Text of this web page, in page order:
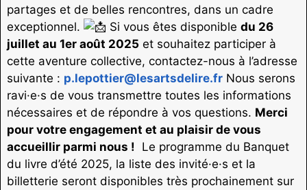
partages et de belles rencontres, dans un cadre
exceptionnel.
Si vous êtes disponible du 26
juillet au 1er août 2025 et souhaitez participer à
cette aventure collective, contactez-nous à l’adresse
suivante : p.lepottier@lesartsdelire.frNous serons
ravi·e·s de vous transmettre toutes les informations
nécessaires et de répondre à vos questions. Merci
pour votre engagement et au plaisir de vous
accueillir parmi nous ! Le programme du Banquet
du livre d’été 2025, la liste des invité·e·s et la
billetterie seront disponibles très prochainement sur